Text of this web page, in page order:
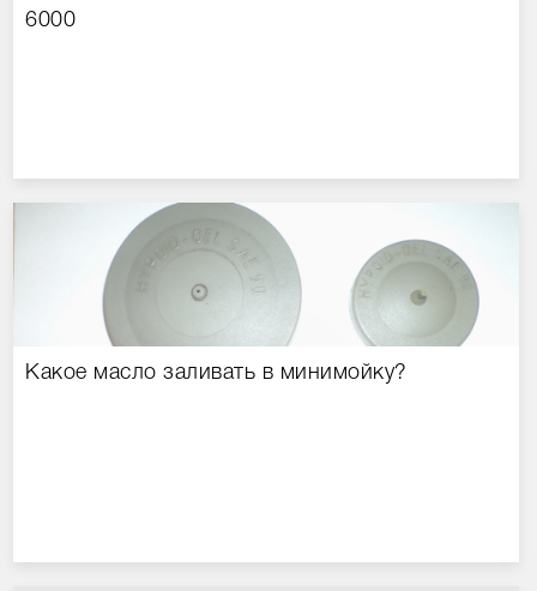
6000
Какое масло заливать в минимойку?